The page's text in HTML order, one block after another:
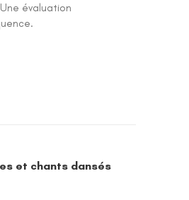
évaluation
et chants dansés